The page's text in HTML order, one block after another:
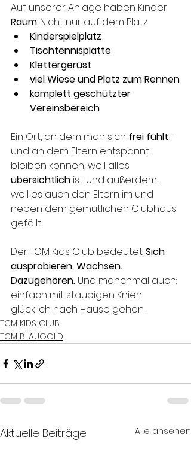
Auf unserer Anlage haben Kinder
Raum. Nicht nur auf dem Platz.
Kinderspielplatz
Tischtennisplatte
Klettergerüst
viel Wiese und Platz zum Rennen
komplett geschützter
Vereinsbereich
Ein Ort, an dem man sich frei fühlt –
und an dem Eltern entspannt
bleiben können, weil alles
übersichtlich ist. Und außerdem,
weil es auch den Eltern im und
neben dem gemütlichen Clubhaus
gefällt.
Der TCM Kids Club bedeutet: Sich
ausprobieren. Wachsen.
Dazugehören. Und manchmal auch:
einfach mit staubigen Knien
glücklich nach Hause gehen.
TCM KIDS CLUB
TCM BLAUGOLD
Aktuelle Beiträge Alle ansehen